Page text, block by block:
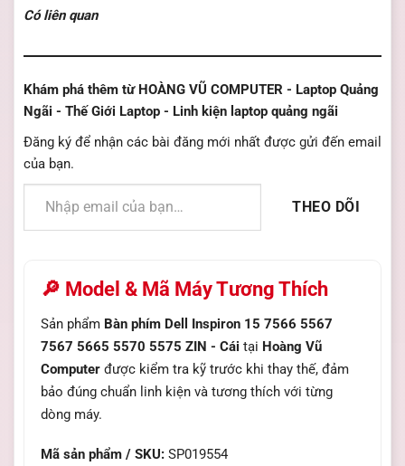
Có liên quan
Khám phá thêm từ HOÀNG VŨ COMPUTER - Laptop Quảng
Ngãi - Thế Giới Laptop - Linh kiện laptop quảng ngãi
Đăng ký để nhận các bài đăng mới nhất được gửi đến email
của bạn.
Nhập email của bạn…
THEO DÕI
🔎 Model & Mã Máy Tương Thích
Sản phẩm Bàn phím Dell Inspiron 15 7566 5567
7567 5665 5570 5575 ZIN - Cái tại Hoàng Vũ
Computer được kiểm tra kỹ trước khi thay thế, đảm
bảo đúng chuẩn linh kiện và tương thích với từng
dòng máy.
Mã sản phẩm / SKU: SP019554